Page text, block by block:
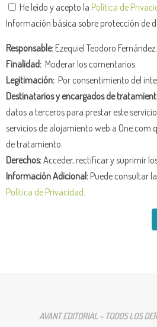
He leído y acepto la Política de
Información básica sobre protección de
Responsable:Ezequiel Teodoro Fernández.
Finalidad: Moderar los comentarios.
Legitimación: Por consentimiento del
Destinatarios y encargados de
datos a terceros para prestar este
servicios de alojamiento web a One.com
de tratamiento.
Derechos:Acceder, rectificar y suprimir
Información Adicional:Puede consultar
Política de Privacidad
AVANT EDITORIAL - TODOS LOS